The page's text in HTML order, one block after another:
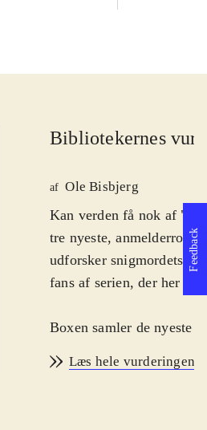
Bibliotekernes
af Ole Bisbjerg
Kan verden få nok af
tre nyeste,
udforsker snigmordets
fans af serien, der her får
Boxen samler de nyeste
under den amerikanske
Læs hele vurderingen
Feedback